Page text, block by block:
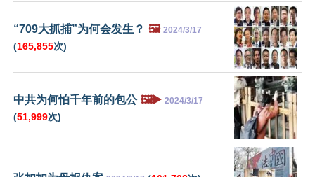
“709大抓捕”为何会发生？ 🖼️ 2024/3/17
(165,855次)
中共为何怕千年前的包公 🖼️▶️ 2024/3/17
(51,999次)